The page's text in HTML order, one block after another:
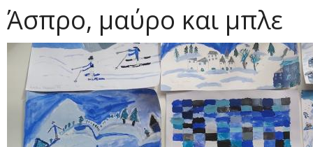
Άσπρο, μαύρο και μπλε